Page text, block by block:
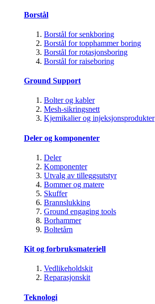
Borstål
Borstål for senkboring
Borstål for topphammer boring
Borstål for rotasjonsboring
Borstål for raiseboring
Ground Support
Bolter og kabler
Mesh-sikringsnett
Kjemikalier og injeksjonsprodukter
Deler og komponenter
Deler
Komponenter
Utvalg av tilleggsutstyr
Bommer og matere
Skuffer
Brannslukking
Ground engaging tools
Borhammer
Boltetårn
Kit og forbruksmateriell
Vedlikeholdskit
Reparasjonskit
Teknologi